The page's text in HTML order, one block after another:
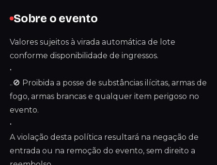
Sobre o evento
Valores sujeitos à virada automática de lote
conforme disponibilidade de ingressos.
•
..🚫 Proibida a posse de substâncias ilícitas, armas de
fogo, armas brancas e qualquer item perigoso no
evento.
•
A violação desta política resultará na negação de
entrada ou na remoção do evento, sem direito a